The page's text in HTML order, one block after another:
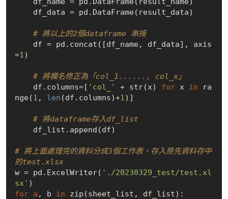
# 將以上的2個dataframe 串接
=1)
# 將欄名修正為「col_1......, col_x」
    df.columns=[
'col_' + str(x) for x in ra
nge(1 , len (df.columns)+1)]
# 將dataframe存入df_list
# 將上面處理完的資料分成3個工作表，存入原先資料存中
的test.xlsx
w = pd.ExcelWriter( './20230329_test/test.xl
sx'
for a , b in zip(sheet_list, df_list):